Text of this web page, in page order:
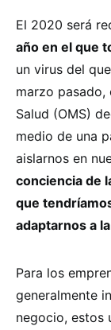
El 2020 será
año en el que
un virus del
marzo pasado,
Salud (OMS)
medio de una
aislarnos en
conciencia de
que
adaptarnos a
Para los
generalmente
negocio, estos